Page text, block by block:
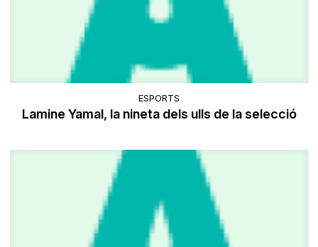
ESPORTS
Lamine Yamal, la nineta dels ulls de la selecció